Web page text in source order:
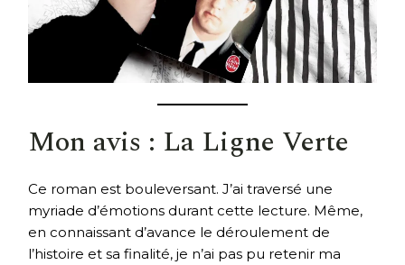
Mon avis : La Ligne Verte
Ce roman est bouleversant. J’ai traversé une
myriade d’émotions durant cette lecture. Même,
en connaissant d’avance le déroulement de
l’histoire et sa finalité, je n’ai pas pu retenir ma